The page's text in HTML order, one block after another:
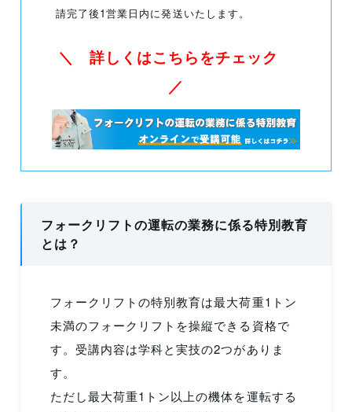
請完了後1営業日内に発送いたします。
＼ 詳しくはこちらをチェック
／
フォークリフトの運転の業務に係る特別教育
とは？
フォークリフトの特別教育は最大荷重1トン
未満のフォークリフトを操縦できる資格で
す。受講内容は学科と実技の2つがありま
す。
ただし最大荷重1トン以上の機体を運転する